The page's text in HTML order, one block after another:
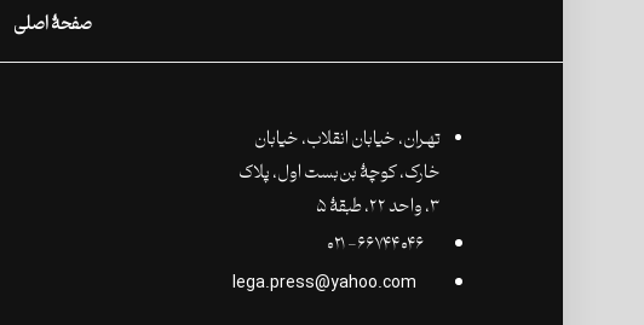
صفحۀ اصلی
تهـران،‌ خیابان انقلاب، خیابان
خارک، کوچۀ بن‌بست اول، پلاک
۳، واحد ۲۲، طبقۀ ۵